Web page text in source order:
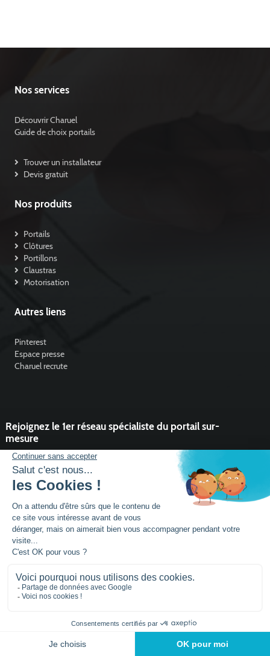
Nos services
Découvrir Charuel
Guide de choix portails
Trouver un installateur
Devis gratuit
Nos produits
Portails
Clôtures
Portillons
Claustras
Motorisation
Autres liens
Pinterest
Espace presse
Charuel recrute
Rejoignez le 1er réseau spécialiste du portail sur-
mesure
Vous souhaitez développer l'activité portail de votre entreprise ?
Rejoindre un réseau dynamique, avec un service et des outils qui
font la différence ?
DEVENIR PARTENAIRE
Parc activités la Niel BP 2156920NOYAL-PONTIVY - FRANCE
95 60
© 2026 - conçu parLamour du Web